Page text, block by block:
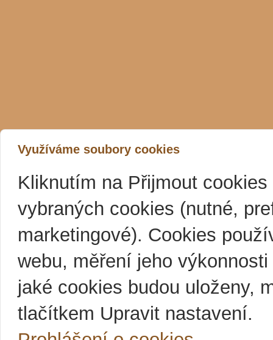
Využíváme soubory cookies
Kliknutím na Přijmout
vybraných cookies (nutné,
marketingové). Cookies
webu, měření jeho
jaké cookies budou uloženy,
tlačítkem Upravit nastavení.